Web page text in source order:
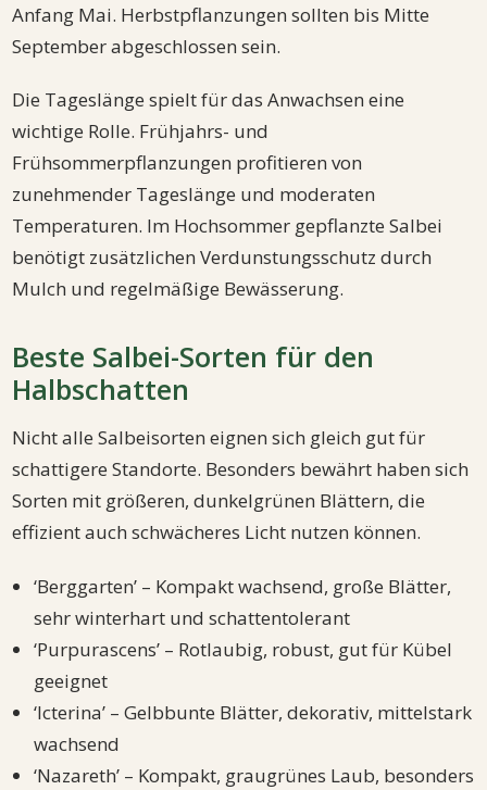
Anfang Mai. Herbstpflanzungen sollten bis Mitte
September abgeschlossen sein.
Die Tageslänge spielt für das Anwachsen eine
wichtige Rolle. Frühjahrs- und
Frühsommerpflanzungen profitieren von
zunehmender Tageslänge und moderaten
Temperaturen. Im Hochsommer gepflanzte Salbei
benötigt zusätzlichen Verdunstungsschutz durch
Mulch und regelmäßige Bewässerung.
Beste Salbei-Sorten für den
Halbschatten
Nicht alle Salbeisorten eignen sich gleich gut für
schattigere Standorte. Besonders bewährt haben sich
Sorten mit größeren, dunkelgrünen Blättern, die
effizient auch schwächeres Licht nutzen können.
‘Berggarten’ – Kompakt wachsend, große Blätter,
sehr winterhart und schattentolerant
‘Purpurascens’ – Rotlaubig, robust, gut für Kübel
geeignet
‘Icterina’ – Gelbbunte Blätter, dekorativ, mittelstark
wachsend
‘Nazareth’ – Kompakt, graugrünes Laub, besonders